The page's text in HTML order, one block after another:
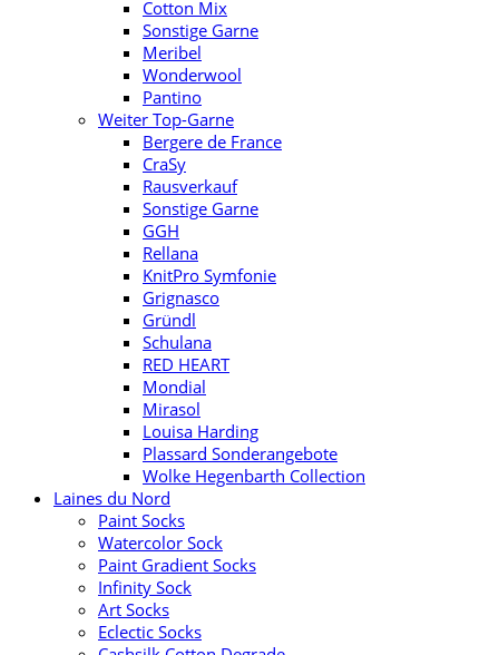
Cotton Mix
Sonstige Garne
Meribel
Wonderwool
Pantino
Weiter Top-Garne
Bergere de France
CraSy
Rausverkauf
Sonstige Garne
GGH
Rellana
KnitPro Symfonie
Grignasco
Gründl
Schulana
RED HEART
Mondial
Mirasol
Louisa Harding
Plassard Sonderangebote
Wolke Hegenbarth Collection
Laines du Nord
Paint Socks
Watercolor Sock
Paint Gradient Socks
Infinity Sock
Art Socks
Eclectic Socks